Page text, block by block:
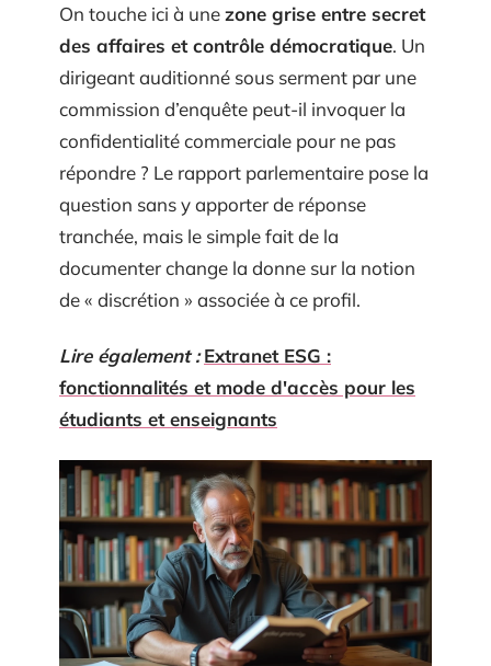
On touche ici à unezone grise entre secret
des affaires et contrôle démocratique. Un
dirigeant auditionné sous serment par une
commission d’enquête peut-il invoquer la
confidentialité commerciale pour ne pas
répondre ? Le rapport parlementaire pose la
question sans y apporter de réponse
tranchée, mais le simple fait de la
documenter change la donne sur la notion
de « discrétion » associée à ce profil.
Lire également : Extranet ESG :
fonctionnalités et mode d'accès pour les
étudiants et enseignants